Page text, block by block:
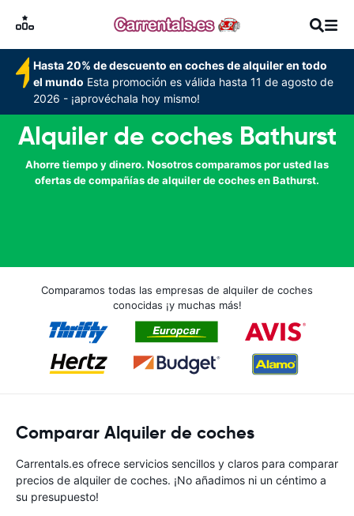
Hasta 20% de descuento en coches de alquiler en todo
el mundo Esta promoción es válida hasta 11 de agosto de
2026 - ¡aprovéchala hoy mismo!
Alquiler de coches Bathurst
Ahorre tiempo y dinero. Nosotros comparamos por usted las
ofertas de compañías de alquiler de coches en Bathurst.
Comparamos todas las empresas de alquiler de coches
conocidas ¡y muchas más!
Comparar Alquiler de coches
Carrentals.es ofrece servicios sencillos y claros para comparar
precios de alquiler de coches. ¡No añadimos ni un céntimo a
su presupuesto!